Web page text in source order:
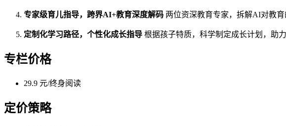
专家级育儿指导，跨界AI+教育深度解码 两位资深教育专家，拆解AI对教
定制化学习路径，个性化成长指导 根据孩子特质，科学制定成长计划，助
专栏价格
29.9 元/终身阅读
定价策略